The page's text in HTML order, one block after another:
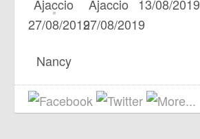
Ajaccio
27/08/2019
Ajaccio
27/08/2019
13/08/2019
Nancy
Dijon
20/07/2019